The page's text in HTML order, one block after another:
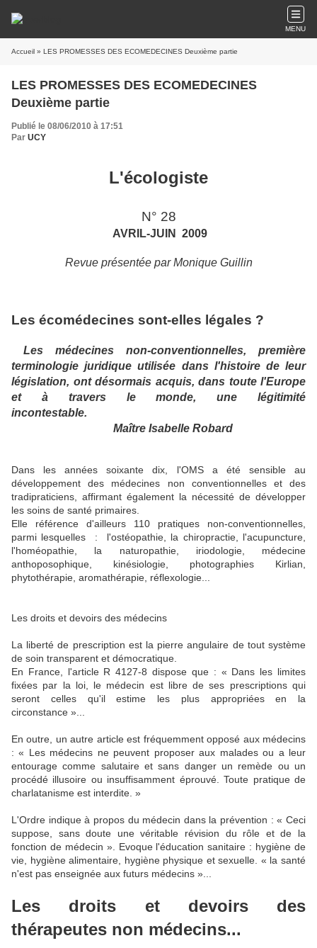
MENU
Accueil » LES PROMESSES DES ECOMEDECINES Deuxième partie
LES PROMESSES DES ECOMEDECINES
Deuxième partie
Publié le 08/06/2010 à 17:51
Par UCY
L'écologiste
N° 28
AVRIL-JUIN 2009
Revue présentée par Monique Guillin
Les écomédecines sont-elles légales ?
Les médecines non-conventionnelles, première
terminologie juridique utilisée dans l'histoire de leur
législation, ont désormais acquis, dans toute l'Europe
et à travers le monde, une légitimité
incontestable.
Maître Isabelle Robard
Dans les années soixante dix, l'OMS a été sensible au
développement des médecines non conventionnelles et des
tradipraticiens, affirmant également la nécessité de développer
les soins de santé primaires.
Elle référence d'ailleurs 110 pratiques non-conventionnelles,
parmi lesquelles : l'ostéopathie, la chiropractie, l'acupuncture,
l'homéopathie, la naturopathie, iriodologie, médecine
anthoposophique, kinésiologie, photographies Kirlian,
phytothérapie, aromathérapie, réflexologie...
Les droits et devoirs des médecins
La liberté de prescription est la pierre angulaire de tout système
de soin transparent et démocratique.
En France, l'article R 4127-8 dispose que : « Dans les limites
fixées par la loi, le médecin est libre de ses prescriptions qui
seront celles qu'il estime les plus appropriées en la
circonstance »...
En outre, un autre article est fréquemment opposé aux médecins
: « Les médecins ne peuvent proposer aux malades ou a leur
entourage comme salutaire et sans danger un remède ou un
procédé illusoire ou insuffisamment éprouvé. Toute pratique de
charlatanisme est interdite. »
L'Ordre indique à propos du médecin dans la prévention : « Ceci
suppose, sans doute une véritable révision du rôle et de la
fonction de médecin ». Evoque l'éducation sanitaire : hygiène de
vie, hygiène alimentaire, hygiène physique et sexuelle. « la santé
n'est pas enseignée aux futurs médecins »...
Les droits et devoirs des
thérapeutes non médecins...